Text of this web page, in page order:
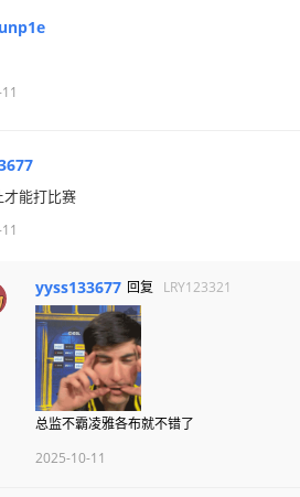
才能打比赛
yyss133677 回复 LRY123321
总监不霸凌雅各布就不错了
2025-10-11